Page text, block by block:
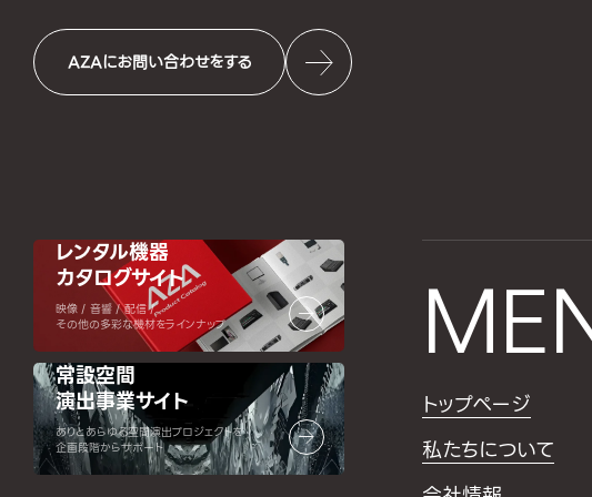
AZAにお問い合わせをする
レンタル機器
カタログサイト
映像 / 音響 / 配信 /
その他の多彩な機材をラインナップ
常設空間
演出事業サイト
ありとあらゆる空間演出プロジェクトを
企画段階からサポート
トップページ
私たちについて